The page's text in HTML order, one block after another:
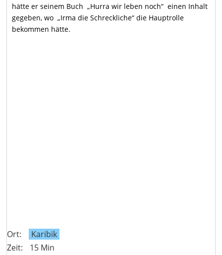
hätte er seinem Buch „Hurra wir leben noch“ einen Inhalt
gegeben, wo „Irma die Schreckliche“ die Hauptrolle
bekommen hätte.
Ort:
Karibik
Zeit:
15 Min